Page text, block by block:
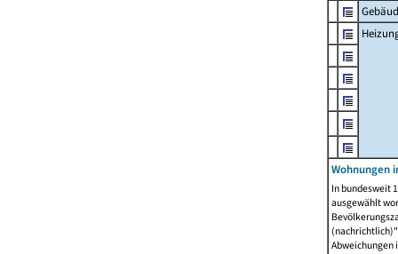
Wohnungen
In bundesweit
ausgewählt
Abweichungen